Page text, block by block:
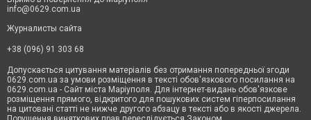
info@0629.com.ua
Журналисты сайта
+38 (096) 91 303 68
Допускається цитування матеріалів без отримання попередньої згоди
0629.com.ua за умови розміщення в тексті обов'язкового посилання на
0629.com.ua - Сайт міста Маріуполя. Для інтернет-видань обов'язкове
розміщення прямого, відкритого для пошукових систем гіперпосилання
на цитовані статті не нижче другого абзацу в тексті або в якості джерела.